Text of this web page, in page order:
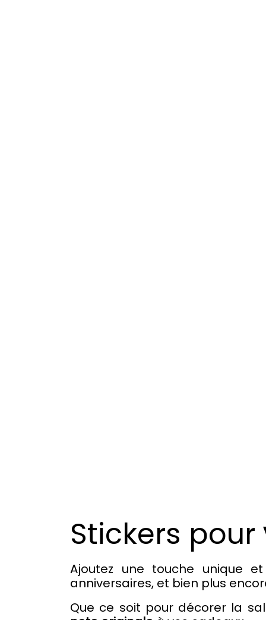
Stickers pour
Ajoutez une touche unique
anniversaires, et bien plus
Que ce soit pour décorer la